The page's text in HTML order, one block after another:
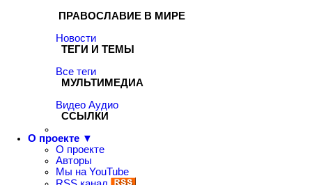
ПРАВОСЛАВИЕ В МИРЕ
Новости
ТЕГИ И ТЕМЫ
Все теги
МУЛЬТИМЕДИА
Видео Аудио
ССЫЛКИ
О проекте ▼
О проекте
Авторы
Мы на YouTube